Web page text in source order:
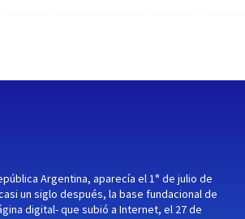
Argentina, aparecía el 1° de julio de
un siglo después, la base fundacional de
digital- que subió a Internet, el 27 de